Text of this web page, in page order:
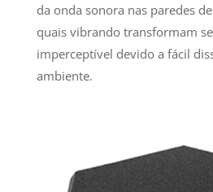
da onda sonora nas paredes
quais vibrando transformam­
imperceptível devido a fácil
ambiente.